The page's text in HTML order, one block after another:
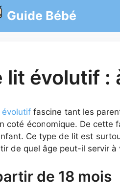
Guide Bébé
lit évolutif :
évolutiffascine tant les
coté économique. De cette
Ce type de lit est
de quel âge peut-il servir à
de 18 mois